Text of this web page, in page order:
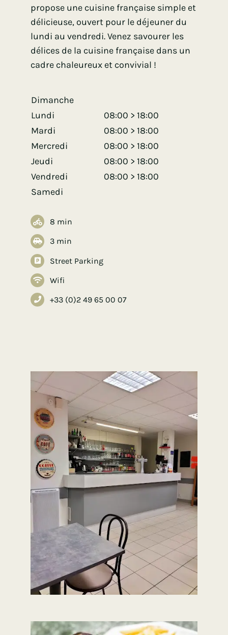
propose une cuisine française simple et
délicieuse, ouvert pour le déjeuner du
lundi au vendredi. Venez savourer les
délices de la cuisine française dans un
cadre chaleureux et convivial !
Dimanche
Lundi
08:00 > 18:00
Mardi
08:00 > 18:00
Mercredi
08:00 > 18:00
Jeudi
08:00 > 18:00
Vendredi
08:00 > 18:00
Samedi
8 min
3 min
Street Parking
Wifi
+33 (0)2 49 65 00 07